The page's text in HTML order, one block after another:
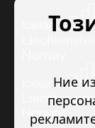
Ние